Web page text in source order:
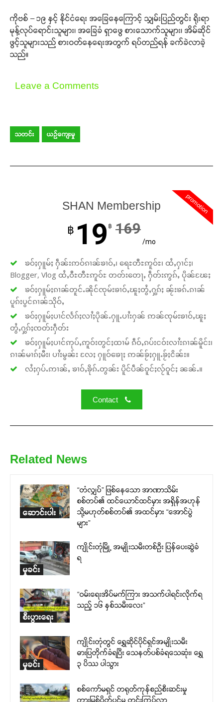
ကိုဗစ် – ၁၉ နှင့် နိုင်ငံရေး အခြေနေကြောင့် သျှမ်းပြည်တွင်း ရိုးရာ
မုန့်လုပ်ရောင်းသူများ၊ အခြေခံ ရှာဖွေ စားသောက်သူများ၊ အိမ်ဆိုင်
ဖွင့်သူများသည် စားဝတ်နေရေးအတွက် ရပ်တည်ရန် ခက်ခဲလာခဲ့
သည်။
Leave a Comments
သတင်း ယဉ်ကျေးမှု
promotion
SHAN Membership
฿ 19 ฿ 169
/mo
ၶဝ်ႈႁူမ်ႈ ႁဵၼ်းဢဝ်ၵၢၼ်ၶၢဝ်ႇ၊ ရေႊတီႊဢူဝ်ႊ၊ ထႆႇႁၢင်ႈ၊
Blogger, Vlog ထႆႇဝီႊတီႊဢူဝ်ႊ တတ်းတေႃႇ ႁဵတ်းဢွၵ်ႇ ပိုၼ်ၽႄႈ
ၶဝ်ႈႁူမ်ႈၵၢၼ်တူင်ႉၼိုင်ၸုမ်းၶၢဝ်ႇၽူႈတွႆႇႁွၵ်ႈ ၼႂ်းၶၵ်ႉၵၢၼ်
ပူၵ်းပွင်ၵၢၼ်သိုဝ်ႇ
ၶဝ်ႈႁူမ်ႈပၢင်လႅၵ်ႈလၢႆႈပိုၼ်ႉႁူႉပၢႆးႁၼ် ဢၼ်ၸုမ်းၶၢဝ်ႇၽူႈ
တွႆႇႁွၵ်ႈၸတ်းႁဵတ်း
ၶဝ်ႈႁူမ်ႈပၢင်ဢုပ်ႇဢူဝ်းတွင်ႈထၢမ် ၵဵဝ်ႇၵပ်းငဝ်းလၢႆးၵၢၼ်မိူင်း၊
ၵၢၼ်မၢၵ်ႈမီး၊ ပၢႆးမွၼ်း လႄႈ ႁူဝ်ၶေႃႈ ဢၼ်ၶႂ်ႈႁူႉၶႂ်ႈငိၼ်း။
လႆႈႁပ်ႉဢၢၼ်ႇ ၶၢဝ်ႇၶိုၵ်ႉတွၼ်း ပိူင်ပဵၼ်ဝူင်ႈလႂ်ဝူင်ႈ ၼၼ်ႉ။
Contact
Related News
ဆောင်းပါး
“တံလျှပ်” ဖြစ်နေသော အာဏာသိမ်း
စစ်တပ်၏ ထင်ယောင်ထင်မှား အရှိန်အဟုန်
သို့မဟုတ်စစ်တပ်၏ အထင်မှား “အောင်ပွဲ
များ”
မှုခင်း
ကျိုင်းတုံမြို့ အမျိုးသမီးတစ်ဦး ပြန်ပေးဆွဲခံ
ရ
စီးပွားရေး
“ဝမ်းရေးအိပ်မက်ကြား အသက်ပါရင်းလိုက်ရ
သည့် ၁၆ နှစ်သမီးလေး”
မှုခင်း
ကျိုင်းတုံတွင် ရွှေဆိုင်ပိုင်ရှင်အမျိုးသမီး
ဓားပြတိုက်ခံရပြီး သေနတ်ပစ်ခံရသေဆုံး၊ ရွှေ
၃ ပိဿ ပါသွား
စစ်ကော်မရှင် တရုတ်ကုန်စည်စီးဆင်းမှု
တားမြစ်ပိတ်ပင်မှု တင်းကြပ်လာ